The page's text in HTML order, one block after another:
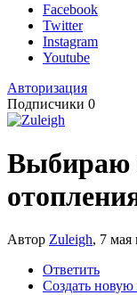
Facebook
Twitter
Instagram
Youtube
Авторизация
Подписчики 0
Выбираю
Автор Zuleigh, 7 мая
Ответить
Создать новую